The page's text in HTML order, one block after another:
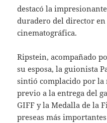
destacó la
duradero del director
cinematográfica.
Ripstein, acompañado
su esposa, la guionista
sintió complacido por la
previo a la entrega del
GIFF y la Medalla de la
preseas más